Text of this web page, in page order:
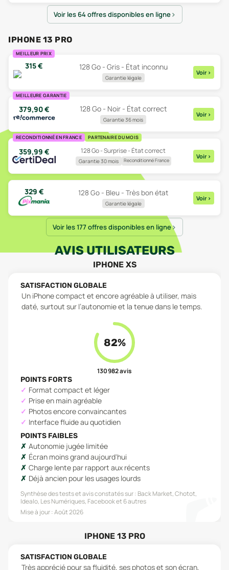
Voir les 64 offres disponibles en ligne
IPHONE 13 PRO
MEILLEUR PRIX
315€ 128 Go - Gris - État inconnu
Garantie légale
Voir >
MEILLEURE GARANTIE
379,90€ 128 Go - Noir - État correct
Garantie 36 mois
Voir >
RECONDITIONNÉ EN FRANCE PARTENAIRE DU MOIS
359,99 € 128 Go - Surprise - État correct
Garantie 30 mois Reconditionné France
Voir >
329 € 128 Go - Bleu - Très bon état
Garantie légale
Voir >
Voir les 177 offres disponibles en ligne
AVIS UTILISATEURS
IPHONE XS
SATISFACTION GLOBALE
Un iPhone compact et encore agréable à utiliser, mais
daté, surtout sur l’autonomie et la tenue dans le temps.
82%
130 982avis
POINTS FORTS
Format compact et léger
Prise en main agréable
Photos encore convaincantes
Interface fluide au quotidien
POINTS FAIBLES
Autonomie jugée limitée
Écran moins grand aujourd'hui
Charge lente par rapport aux récents
Déjà ancien pour les usages lourds
Synthèse des tests et avis constatés sur : Back Market, Chotot,
Idealo, Les Numériques, Facebooket 6 autres
Mise à jour :Août 2026
IPHONE 13 PRO
SATISFACTION GLOBALE
Très apprécié pour sa fluidité, ses photos et son écran,